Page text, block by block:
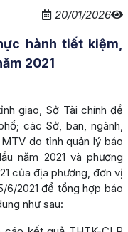
20/01/2026
hành tiết kiệm,
2021
giao, Sở Tài chính đề
các Sở, ban, ngành,
do tỉnh quản lý báo
năm 2021 và phương
của địa phương, đơn vị
6/2021 để tổng hợp báo
như sau: